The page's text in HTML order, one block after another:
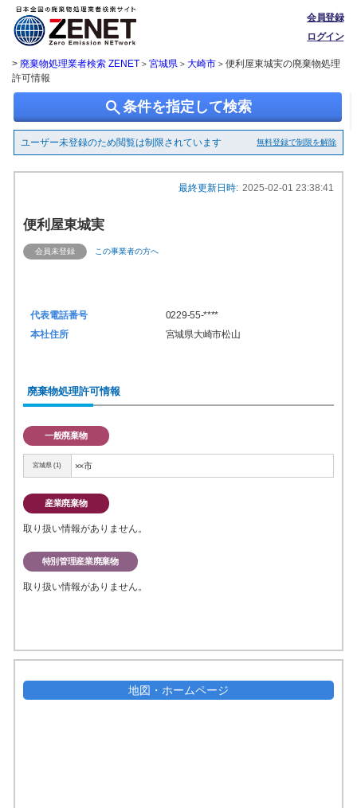
会員登録
ログイン
> 廃棄物処理業者検索 ZENET > 宮城県 > 大崎市> 便利屋東城実の廃棄物処理
許可情報
search条件を指定して検索
ユーザー未登録のため閲覧は制限されています 無料登録で制限を解除
最終更新日時: 2025-02-01 23:38:41
便利屋東城実
会員未登録 この事業者の方へ
代表電話番号
0229-55-****
本社住所
宮城県大崎市松山
廃棄物処理許可情報
一般廃棄物
宮城県 (1) ××市
産業廃棄物
取り扱い情報がありません。
特別管理産業廃棄物
取り扱い情報がありません。
地図・ホームページ